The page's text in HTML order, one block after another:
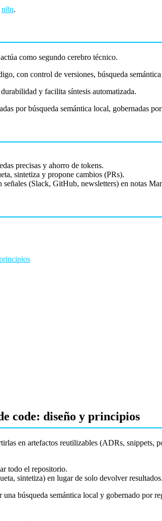
n8n.
como segundo cerebro técnico.
con control de versiones, búsqueda
y facilita síntesis automatizada.
por búsqueda semántica local, gobernadas
precisas y ahorro de tokens.
sintetiza y propone cambios (PRs).
señales (Slack, GitHub, newsletters) en notas
code: diseño y principios
en artefactos reutilizables (ADRs, snippets,
todo el repositorio.
sintetiza) en lugar de solo devolver resultados.
búsqueda semántica local y gobernado por